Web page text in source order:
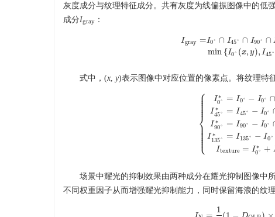
灰度成分与纹理特征成分。共有灰度为线偏振图像中的低
成分Igray ：
Igray = I0° ∩ I45° ∩ I90° ∩
min {I0° (x, y), I45°
gray °∩ 45 °∩ I ∩I
式中，(x y)表示图像中对应位置的像素点。将纹理特
⎧
⎩
⎨
⎪
⎪
⎪⎪⎪⎪⎪
⎪⎪⎪⎪⎪⎪⎪
I∗
0° = I0° − I0° ∩
I ∗
45° = I45° − I0°
I∗
90° = I90° − I0°
I ∗
135° = I135° − I0°
Itexture = I∗
0° +
{I °∗= I0° −I0° ∩I 45° ∩
场景中耀光的抑制效果由两种成分在耀光抑制图像中
不同权重因子从而增强耀光抑制能力，同时保留海浪的纹
1